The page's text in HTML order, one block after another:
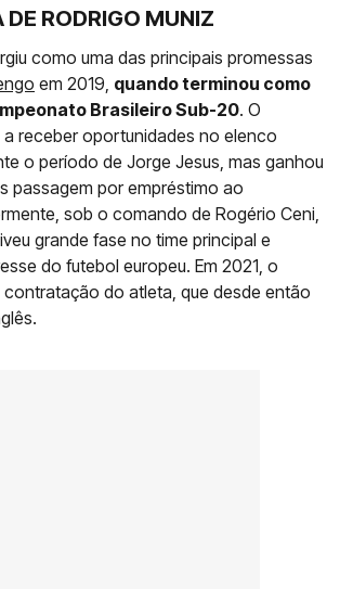
RODRIGO MUNIZ
como uma das principais promessas
em 2019, quando terminou como
Brasileiro Sub-20. O
receber oportunidades no elenco
o período de Jorge Jesus, mas ganhou
passagem por empréstimo ao
sob o comando de Rogério Ceni,
grande fase no time principal e
do futebol europeu. Em 2021, o
contratação do atleta, que desde então